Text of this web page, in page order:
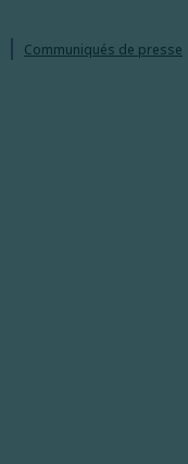
Communiqués de presse